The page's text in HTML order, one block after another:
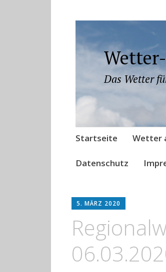
Das Wetter
Zum
springen
Startseite Wetter
Datenschutz
5. MÄRZ 2020